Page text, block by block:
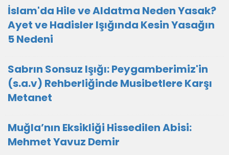
İslam'da Hile ve Aldatma Neden Yasak?
Ayet ve Hadisler Işığında Kesin Yasağın
5 Nedeni
Sabrın Sonsuz Işığı: Peygamberimiz'in
(s.a.v) Rehberliğinde Musibetlere Karşı
Metanet
Muğla’nın Eksikliği Hissedilen Abisi:
Mehmet Yavuz Demir